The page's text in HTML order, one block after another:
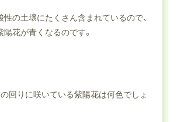
の土壌にたくさん含まれているので、
花が青くなるのです。
回りに咲いている紫陽花は何色でしょ